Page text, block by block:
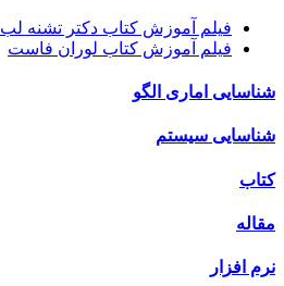
فیلم آموزش کتاب دکتر تشنه لب
فیلم آموزش کتاب لوران فاست
شناسایی اماری الگو
شناسایی سیستم
کتاب
مقاله
نرم افزار